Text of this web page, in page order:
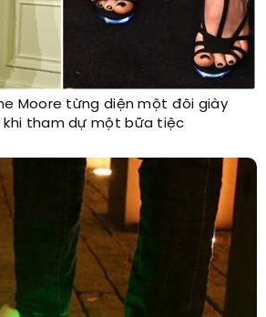
Moore từng diện một đôi giày
tham dự một bữa tiệc